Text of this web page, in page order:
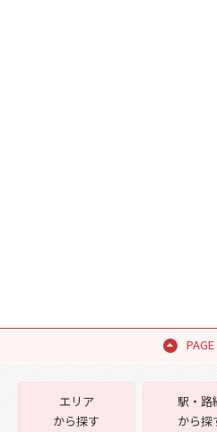
エリア
から探す
駅・路
から探